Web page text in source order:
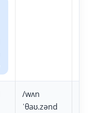
/wʌn
ˈθaʊ.zənd